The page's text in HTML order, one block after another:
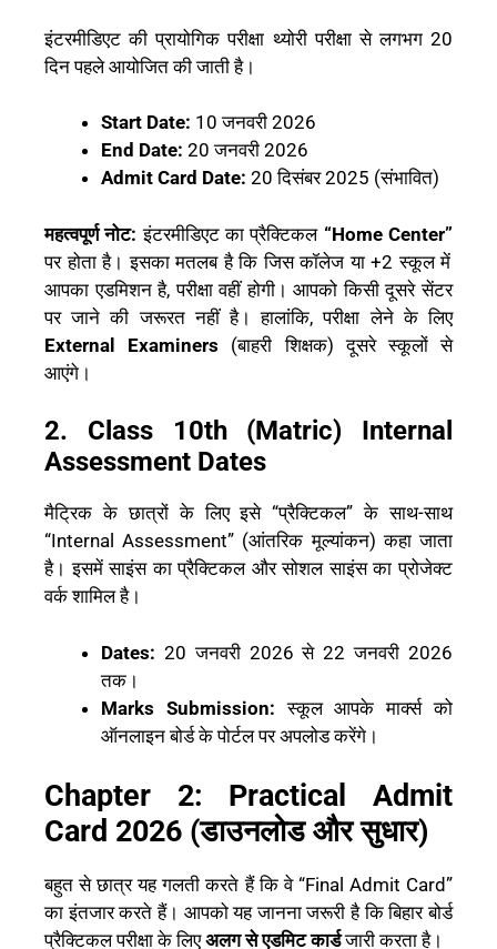
इंटरमीडिएट की प्रायोगिक परीक्षा थ्योरी परीक्षा से लगभग 20
दिन पहले आयोजित की जाती है।
Start Date: 10 जनवरी 2026
End Date: 20 जनवरी 2026
Admit Card Date: 20 दिसंबर 2025 (संभावित)
महत्वपूर्ण नोट: इंटरमीडिएट का प्रैक्टिकल “Home Center”
पर होता है। इसका मतलब है कि जिस कॉलेज या +2 स्कूल में
आपका एडमिशन है, परीक्षा वहीं होगी। आपको किसी दूसरे सेंटर
पर जाने की जरूरत नहीं है। हालांकि, परीक्षा लेने के लिए
External Examiners (बाहरी शिक्षक) दूसरे स्कूलों से
आएंगे।
2. Class 10th (Matric) Internal
Assessment Dates
मैट्रिक के छात्रों के लिए इसे “प्रैक्टिकल” के साथ-साथ
“Internal Assessment” (आंतरिक मूल्यांकन) कहा जाता
है। इसमें साइंस का प्रैक्टिकल और सोशल साइंस का प्रोजेक्ट
वर्क शामिल है।
Dates: 20 जनवरी 2026 से 22 जनवरी 2026
तक।
Marks Submission: स्कूल आपके मार्क्स को
ऑनलाइन बोर्ड के पोर्टल पर अपलोड करेंगे।
Chapter 2: Practical Admit
Card 2026 (डाउनलोड और सुधार)
बहुत से छात्र यह गलती करते हैं कि वे “Final Admit Card”
का इंतजार करते हैं। आपको यह जानना जरूरी है कि बिहार बोर्ड
प्रैक्टिकल परीक्षा के लिएअलग से एडमिट कार्डजारी करता है।